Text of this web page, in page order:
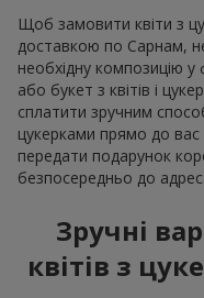
Щоб замовити квіти з
доставкою по Сарнам,
необхідну композицію
або букет з квітів і
сплатити зручним
цукерками прямо до
передати подарунок
безпосередньо до
Зручні
квітів з